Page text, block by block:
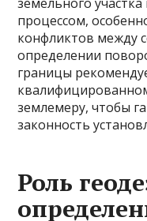
процессом,
конфликтов между
определении
границы
землемеру, чтобы
законность
Роль